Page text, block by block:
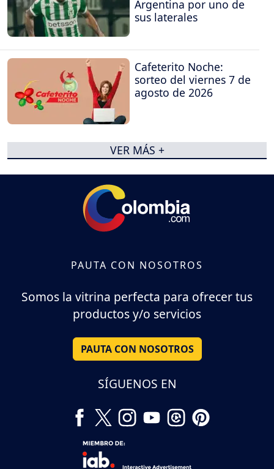
Argentina por uno de
sus laterales
Cafeterito Noche:
sorteo del viernes 7 de
agosto de 2026
VER MÁS +
PAUTA CON NOSOTROS
Somos la vitrina perfecta para ofrecer tus
productos y/o servicios
PAUTA CON NOSOTROS
SÍGUENOS EN